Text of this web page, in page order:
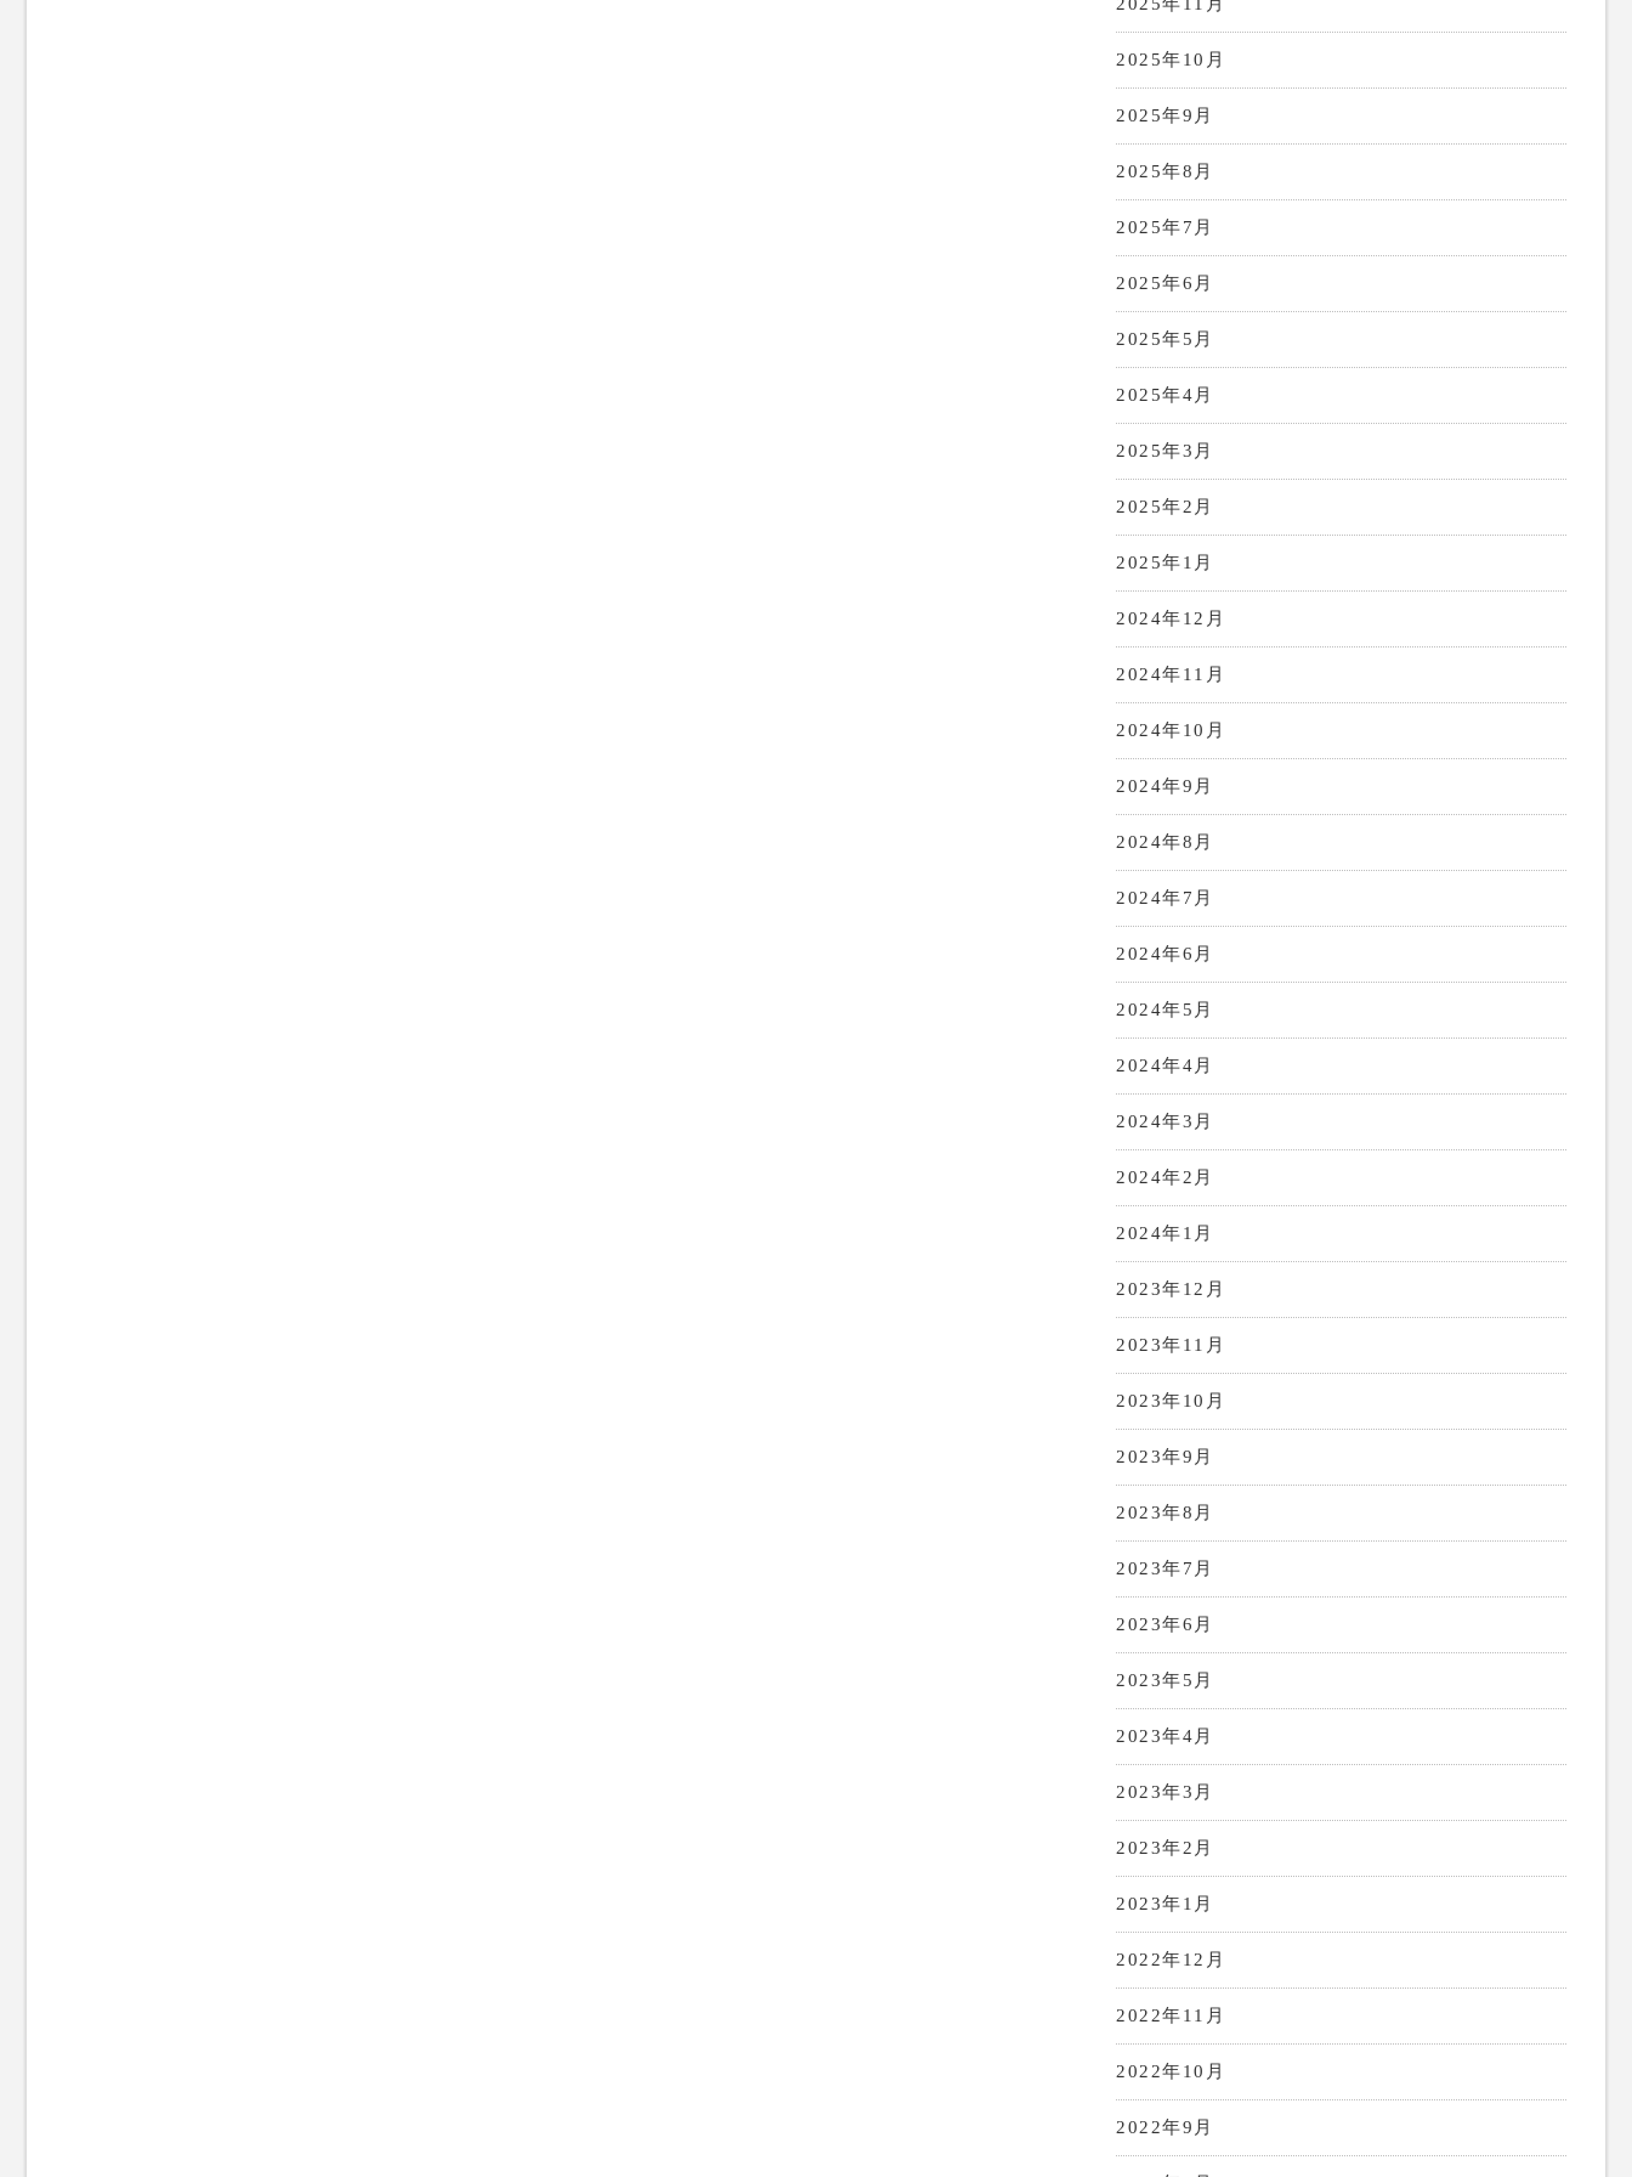
2025年10月
2025年9月
2025年8月
2025年7月
2025年6月
2025年5月
2025年4月
2025年3月
2025年2月
2025年1月
2024年12月
2024年11月
2024年10月
2024年9月
2024年8月
2024年7月
2024年6月
2024年5月
2024年4月
2024年3月
2024年2月
2024年1月
2023年12月
2023年11月
2023年10月
2023年9月
2023年8月
2023年7月
2023年6月
2023年5月
2023年4月
2023年3月
2023年2月
2023年1月
2022年12月
2022年11月
2022年10月
2022年9月